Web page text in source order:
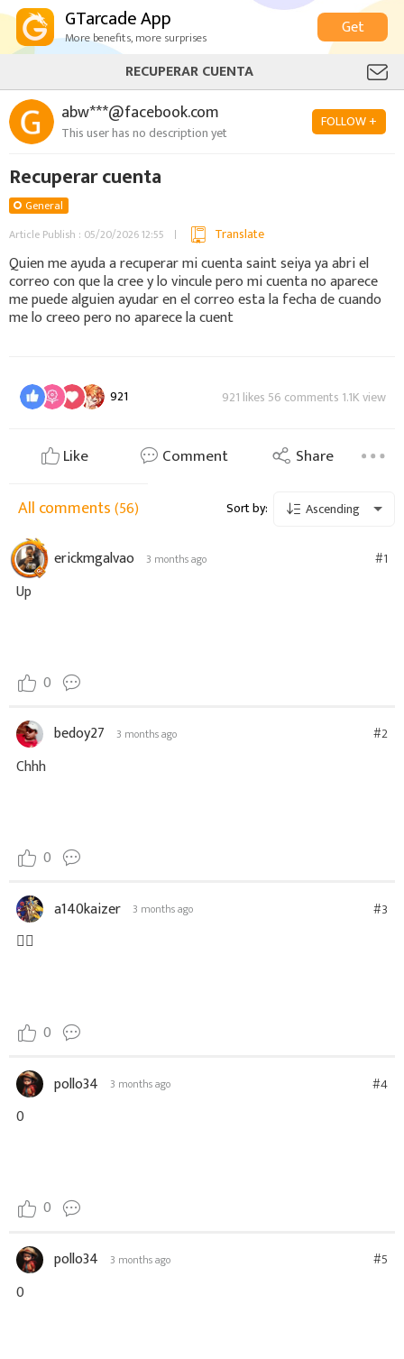
GTarcade App
More benefits, more surprises
Get
RECUPERAR CUENTA
abw***@facebook.com
This user has no description yet
FOLLOW +
Recuperar cuenta
General
Article Publish : 05/20/2026 12:55
Translate
Quien me ayuda a recuperar mi cuenta saint seiya ya abri el
correo con que la cree y lo vincule pero mi cuenta no aparece
me puede alguien ayudar en el correo esta la fecha de cuando
me lo creeo pero no aparece la cuent
921 921 likes 56 comments 1.1K view
Like Comment Share
All comments(56) Sort by: Ascending
erickmgalvao 3 months ago #1
Up
0
bedoy27 3 months ago #2
Chhh
0
a140kaizer 3 months ago #3
🤷‍♂️
0
pollo34 3 months ago #4
0
0
pollo34 3 months ago #5
0